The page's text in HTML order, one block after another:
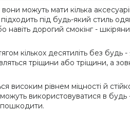
можуть мати кілька
під будь-який стиль
дорогий смокінг -
кількох десятиліть без будь
тріщини або тріщини, а
високим рівнем міцності й
використовуватися в
пошкодити.